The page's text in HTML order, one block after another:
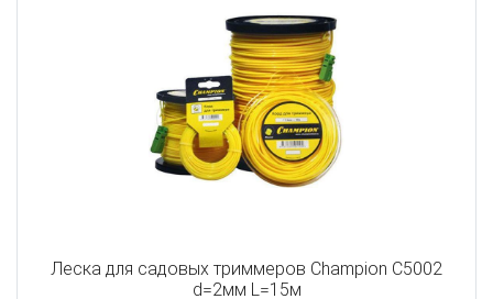
Леска для садовых триммеров Champion C5002
d=2мм L=15м